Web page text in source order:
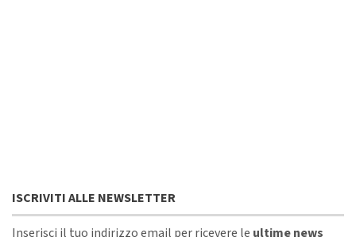
ISCRIVITI ALLE NEWSLETTER
Inserisci il tuo indirizzo email per ricevere le ultime news